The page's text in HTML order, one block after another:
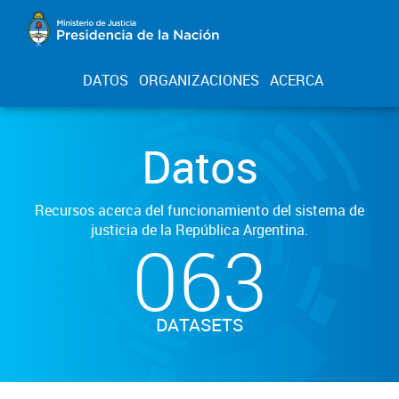
DATOS ORGANIZACIONES ACERCA
Datos
Recursos acerca del funcionamiento del sistema de
justicia de la República Argentina.
063
DATASETS